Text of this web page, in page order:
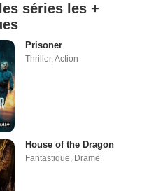
séries les +
Prisoner
Thriller,Action
House of the Dragon
Fantastique, Drame